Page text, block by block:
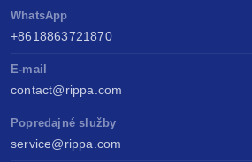
WhatsApp
+8618863721870
E-mail
contact@rippa.com
Popredajné služby
service@rippa.com